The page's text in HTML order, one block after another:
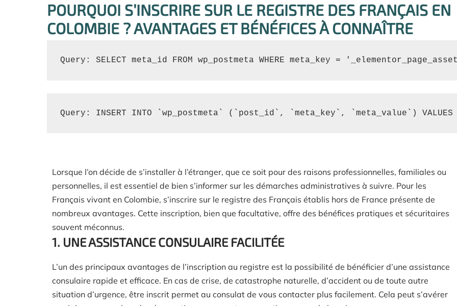
POURQUOI S’INSCRIRE SUR LE REGISTRE DES FRANÇAIS EN
COLOMBIE ? AVANTAGES ET BÉNÉFICES À CONNAÎTRE
Query: SELECT meta_id FROM wp_postmeta WHERE meta_key =
Query: INSERT INTO `wp_postmeta` (`post_id`, `meta_key`,
Lorsque l’on décide de s’installer à l’étranger, que ce soit pour des raisons professionnelles, familiales ou
personnelles, il est essentiel de bien s’informer sur les démarches administratives à suivre. Pour les
Français vivant en Colombie, s’inscrire sur le registre des Français établis hors de France présente de
nombreux avantages. Cette inscription, bien que facultative, offre des bénéfices pratiques et sécuritaires
souvent méconnus.
1. UNE ASSISTANCE CONSULAIRE FACILITÉE
L’un des principaux avantages de l’inscription au registre est la possibilité de bénéficier d’une assistance
consulaire rapide et efficace. En cas de crise, de catastrophe naturelle, d’accident ou de toute autre
situation d’urgence, être inscrit permet au consulat de vous contacter plus facilement. Cela peut s’avérer